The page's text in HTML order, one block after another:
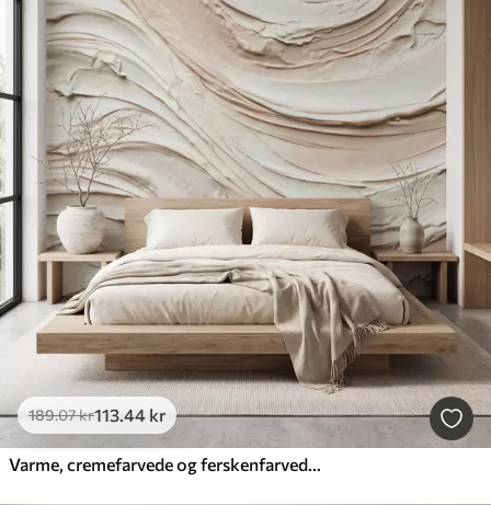
189.07kr113.44 kr
Varme, cremefarvede og ferskenfarvede bølger, der efterligner struktureret gips, abstrakt